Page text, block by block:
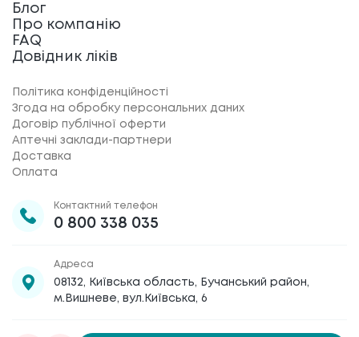
Блог
Про компанію
FAQ
Довідник ліків
Політика конфіденційності
Згода на обробку персональних даних
Договір публічної оферти
Аптечні заклади-партнери
Доставка
Оплата
Контактний телефон
0 800 338 035
Адреса
08132, Київська область, Бучанський район,
м.Вишневе, вул.Київська, 6